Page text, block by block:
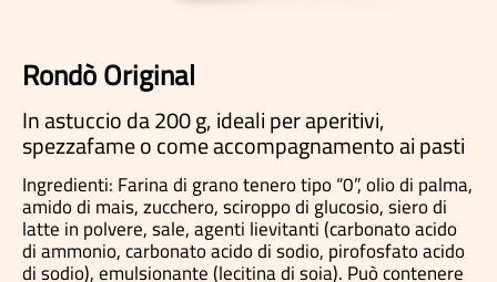
Rondò Original
In astuccio da 200 g, ideali per aperitivi,
spezzafame o come accompagnamento ai pasti
Ingredienti:Farina digranotenero tipo “0”, olio di palma,
amido di mais, zucchero, sciroppo di glucosio, siero di
lattein polvere, sale, agenti lievitanti (carbonato acido
di ammonio, carbonato acido di sodio, pirofosfato acido
di sodio), emulsionante (lecitina disoia). Può contenere